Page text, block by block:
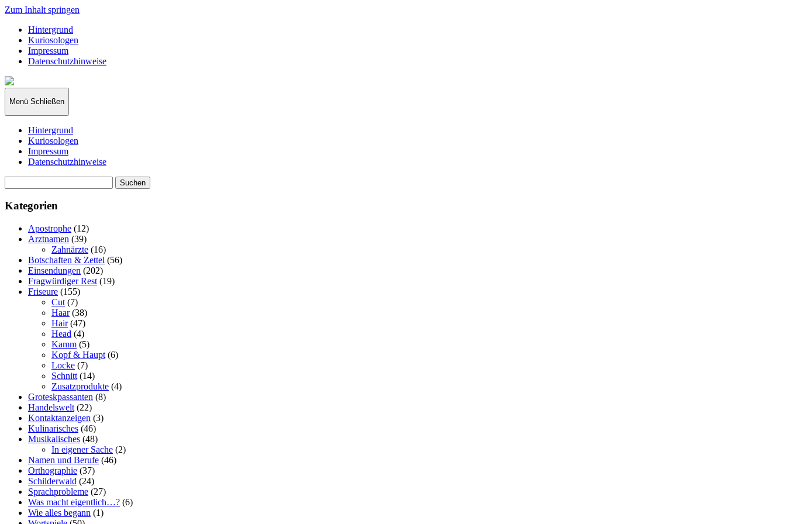
Zum Inhalt springen
Hintergrund
Kuriosologen
Impressum
Datenschutzhinweise
kuriosologie.de
Menü Schließen
Hintergrund
Kuriosologen
Impressum
Datenschutzhinweise
nach:
Kategorien
Apostrophe (12)
Arztnamen (39)
Zahnärzte (16)
Botschaften & Zettel (56)
Einsendungen (202)
Fragwürdiger Rest (19)
Friseure (155)
Cut (7)
Haar(38)
Hair(47)
Head (4)
Kamm (5)
Kopf & Haupt (6)
Locke (7)
Schnitt (14)
Zusatzprodukte (4)
Groteskpassanten (8)
Handelswelt (22)
Kontaktanzeigen (3)
Kulinarisches (46)
Musikalisches (48)
In eigener Sache (2)
Namen und Berufe (46)
Orthographie (37)
Schilderwald (24)
Sprachprobleme (27)
Was macht eigentlich…? (6)
Wie alles begann (1)